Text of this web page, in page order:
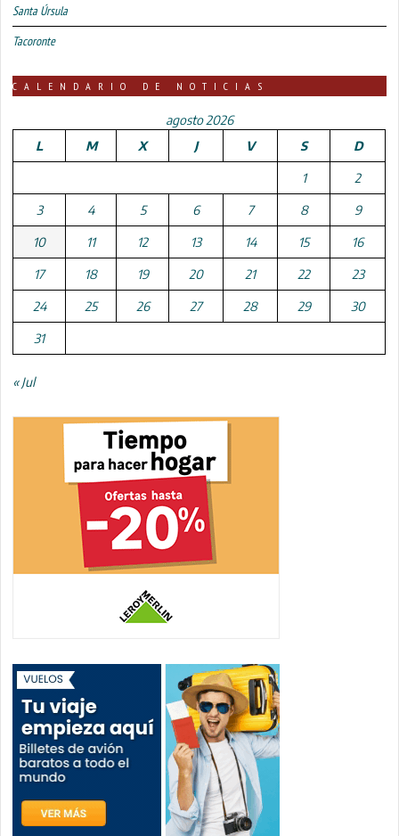
Santa Úrsula
Tacoronte
CALENDARIO DE NOTICIAS
agosto 2026
L
M X J V S D
1 2
3 4 5 6 7 8 9
10 11 12 13 14 15 16
17 18 19 20 21 22 23
24 25 26 27 28 29 30
31
« Jul